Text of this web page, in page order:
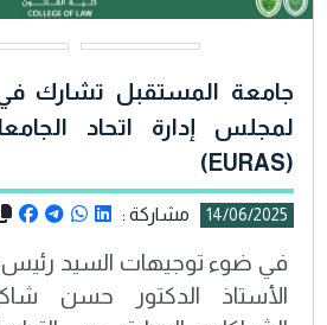
جامعة المستقبل تشارك في
لمجلس إدارة اتحاد
(EURAS)
14/06/2025 مشاركة :
في ضوء توجيهات السيد
الأستاذ الدكتور حسن